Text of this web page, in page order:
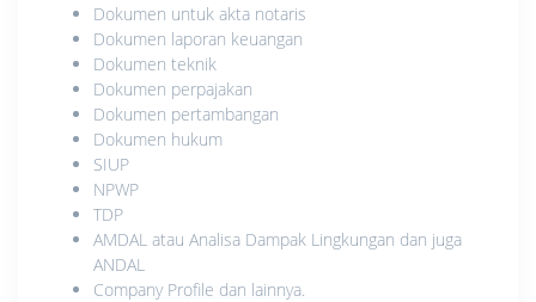
Dokumen untuk akta notaris
Dokumen laporan keuangan
Dokumen teknik
Dokumen perpajakan
Dokumen pertambangan
Dokumen hukum
SIUP
NPWP
TDP
AMDAL atau Analisa Dampak Lingkungan dan juga
ANDAL
Company Profile dan lainnya.